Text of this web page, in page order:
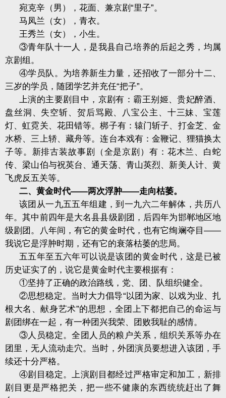
宛克辛（男），花面、兼京剧“里子”。
马凤兰（女），青衣。
王秀兰（女），小生。
③青年队十一人，是我县自己培养的后起之秀，均属
京剧组。
④学员队。为培养新生力量，还招收了一部分十二、
三岁的学员，随团学艺并充任“把子”。
上演的主要剧目中，京剧有：霸王别姬、贵妃醉酒、
盘丝洞、失空斩、贺后骂殿、八宝公主、十三妹、宝莲
灯、虹霓关、花田错等。梆子有：辕门斩子、打金芝、金
水桥、三上轿、藏舟等。连台本戏有：金鞭记、狸猫换太
子等。新排古装故事剧（全是京剧）有：花木兰、白蛇
传、梁山伯与祝英台、通天荡、青山英烈、新美人计、黄
飞虎反五关等。
二、黄金时代——两次浮肿——走向枯萎。
该团从一九五五年组建，到一九六二年解体，共历八
年。其中前四年是大名县县级剧团，后四年为邯郸地区地
级剧团。八年间，有它的黄金时代，也有它绚斓夺目——
我说它是浮肿时期，还有它的衰落枯萎的悲局。
五五年至五六年可以说是该团的黄金时代，这是已被
历史证实了的，说它是黄金时代主要根据有：
①坚持了正确的政治路线，党、团、队组织健全。
②思想稳定。当时大力倡导“以团为家、以戏为业、扎
根大名、献身艺术”的思想，全团上下都把自己的命运与
剧团绑在一起，有一种团兴我荣、团败我耻的感情。
③人员稳定。全团人员的粮户关系，组织关系等办在
团里，无人流动走穴。当时，外团演员要想进入该团，手
续还十分严格。
④剧目稳定。上演剧目都经过严格审定和加工，新排
剧目更是严格把关，把一些不健康的东西统统赶出了舞